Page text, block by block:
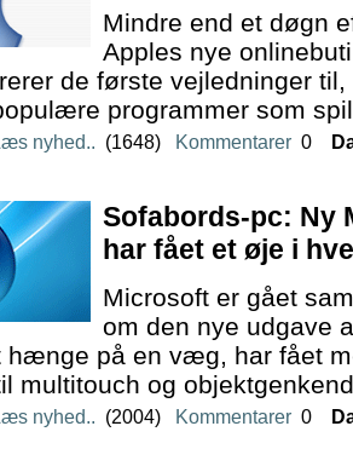
Mindre end et døgn
Apples nye
de første vejledninger
programmer som
nyhed.. (1648) Kommentarer 0
Sofabords-pc: Ny
har fået et øje i
Microsoft er gået
om den nye udgave
hænge på en væg, har fået
multitouch og
nyhed.. (2004) Kommentarer 0